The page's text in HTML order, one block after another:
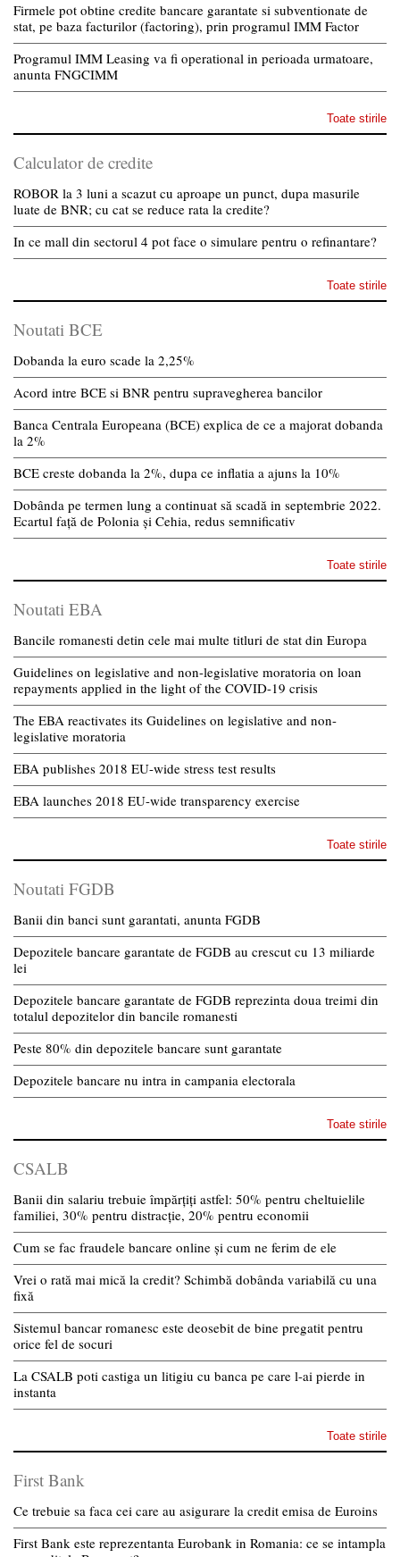
Firmele pot obtine credite bancare garantate si subventionate de
stat, pe baza facturilor (factoring), prin programul IMM Factor
Programul IMM Leasing va fi operational in perioada urmatoare,
anunta FNGCIMM
Toate stirile
Calculator de credite
ROBOR la 3 luni a scazut cu aproape un punct, dupa masurile
luate de BNR; cu cat se reduce rata la credite?
In ce mall din sectorul 4 pot face o simulare pentru o refinantare?
Toate stirile
Noutati BCE
Dobanda la euro scade la 2,25%
Acord intre BCE si BNR pentru supravegherea bancilor
Banca Centrala Europeana (BCE) explica de ce a majorat dobanda
la 2%
BCE creste dobanda la 2%, dupa ce inflatia a ajuns la 10%
Dobânda pe termen lung a continuat să scadă in septembrie 2022.
Ecartul față de Polonia și Cehia, redus semnificativ
Toate stirile
Noutati EBA
Bancile romanesti detin cele mai multe titluri de stat din Europa
Guidelines on legislative and non-legislative moratoria on loan
repayments applied in the light of the COVID-19 crisis
The EBA reactivates its Guidelines on legislative and non-
legislative moratoria
EBA publishes 2018 EU-wide stress test results
EBA launches 2018 EU-wide transparency exercise
Toate stirile
Noutati FGDB
Banii din banci sunt garantati, anunta FGDB
Depozitele bancare garantate de FGDB au crescut cu 13 miliarde
lei
Depozitele bancare garantate de FGDB reprezinta doua treimi din
totalul depozitelor din bancile romanesti
Peste 80% din depozitele bancare sunt garantate
Depozitele bancare nu intra in campania electorala
Toate stirile
CSALB
Banii din salariu trebuie împărțiți astfel: 50% pentru cheltuielile
familiei, 30% pentru distracție, 20% pentru economii
Cum se fac fraudele bancare online și cum ne ferim de ele
Vrei o rată mai mică la credit? Schimbă dobânda variabilă cu una
fixă
Sistemul bancar romanesc este deosebit de bine pregatit pentru
orice fel de socuri
La CSALB poti castiga un litigiu cu banca pe care l-ai pierde in
instanta
Toate stirile
First Bank
Ce trebuie sa faca cei care au asigurare la credit emisa de Euroins
First Bank este reprezentanta Eurobank in Romania: ce se intampla